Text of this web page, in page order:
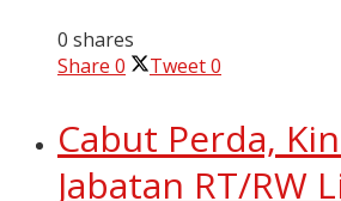
0 shares
Share 0 Tweet0
Cabut Perda,
Jabatan RT/RW